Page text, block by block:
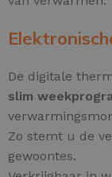
De digitale
slim
Zo stemt u de
gewoontes.